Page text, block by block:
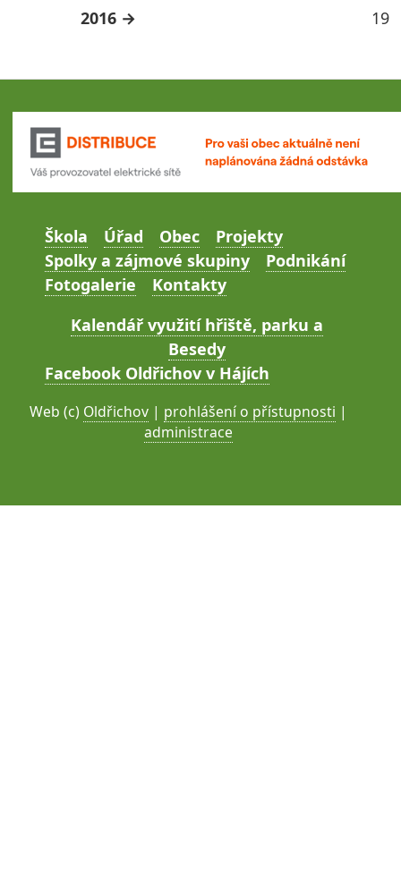
2016
19
Škola Úřad Obec
Projekty
Spolky a zájmové skupiny
Podnikání
Fotogalerie
Kontakty
Kalendář využití hřiště, parku a
Besedy
Facebook Oldřichov v Hájích
Web (c) Oldřichov | prohlášení o přístupnosti |
administrace